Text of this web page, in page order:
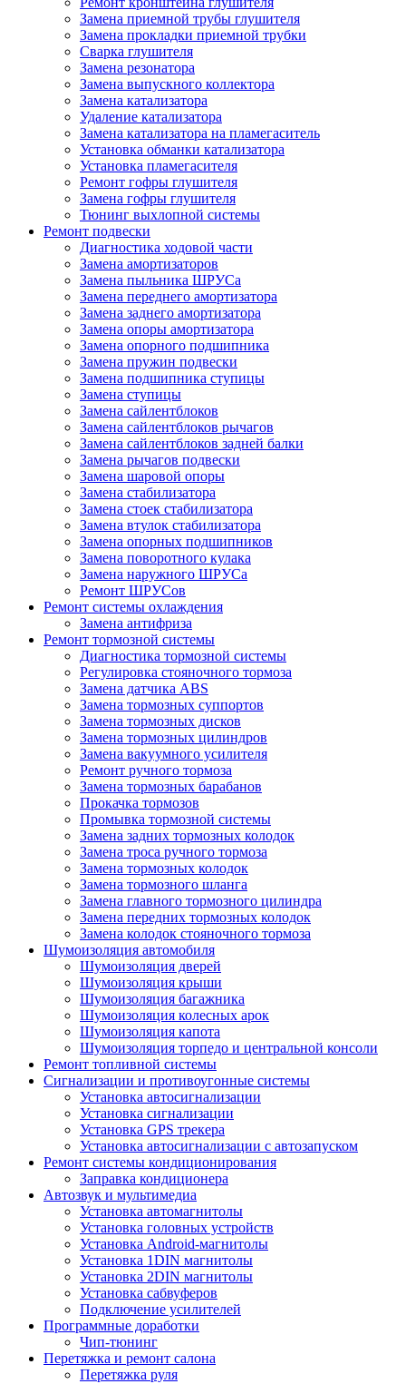
Замена приемной трубы глушителя
Замена прокладки приемной трубки
Сварка глушителя
Замена резонатора
Замена выпускного коллектора
Замена катализатора
Удаление катализатора
Замена катализатора на пламегаситель
Установка обманки катализатора
Установка пламегасителя
Ремонт гофры глушителя
Замена гофры глушителя
Тюнинг выхлопной системы
Ремонт подвески
Диагностика ходовой части
Замена амортизаторов
Замена пыльника ШРУСа
Замена переднего амортизатора
Замена заднего амортизатора
Замена опоры амортизатора
Замена опорного подшипника
Замена пружин подвески
Замена подшипника ступицы
Замена ступицы
Замена сайлентблоков
Замена сайлентблоков рычагов
Замена сайлентблоков задней балки
Замена рычагов подвески
Замена шаровой опоры
Замена стабилизатора
Замена стоек стабилизатора
Замена втулок стабилизатора
Замена опорных подшипников
Замена поворотного кулака
Замена наружного ШРУСа
Ремонт ШРУСов
Ремонт системы охлаждения
Замена антифриза
Ремонт тормозной системы
Диагностика тормозной системы
Регулировка стояночного тормоза
Замена датчика ABS
Замена тормозных суппортов
Замена тормозных дисков
Замена тормозных цилиндров
Замена вакуумного усилителя
Ремонт ручного тормоза
Замена тормозных барабанов
Прокачка тормозов
Промывка тормозной системы
Замена задних тормозных колодок
Замена троса ручного тормоза
Замена тормозных колодок
Замена тормозного шланга
Замена главного тормозного цилиндра
Замена передних тормозных колодок
Замена колодок стояночного тормоза
Шумоизоляция автомобиля
Шумоизоляция дверей
Шумоизоляция крыши
Шумоизоляция багажника
Шумоизоляция колесных арок
Шумоизоляция капота
Шумоизоляция торпедо и центральной консоли
Ремонт топливной системы
Сигнализации и противоугонные системы
Установка автосигнализации
Установка сигнализации
Установка GPS трекера
Установка автосигнализации с автозапуском
Ремонт системы кондиционирования
Заправка кондиционера
Автозвук и мультимедиа
Установка автомагнитолы
Установка головных устройств
Установка Android-магнитолы
Установка 1DIN магнитолы
Установка 2DIN магнитолы
Установка сабвуферов
Подключение усилителей
Программные доработки
Чип-тюнинг
Перетяжка и ремонт салона
Перетяжка руля